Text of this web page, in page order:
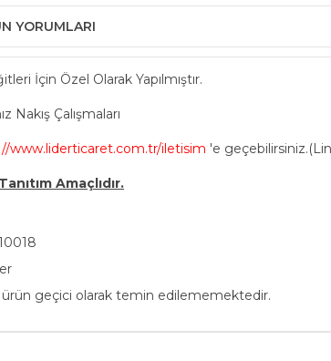
YORUMLARI
İçin Özel Olarak Yapılmıştır.
Nakış Çalışmaları
www.liderticaret.com.tr/iletisim 'e
Amaçlıdır.
ürün geçici olarak temin edilememektedir.